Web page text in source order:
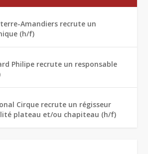
Amandiers recrute un
(h/f)
Philipe recrute un responsable
Cirque recrute un régisseur
plateau et/ou chapiteau (h/f)